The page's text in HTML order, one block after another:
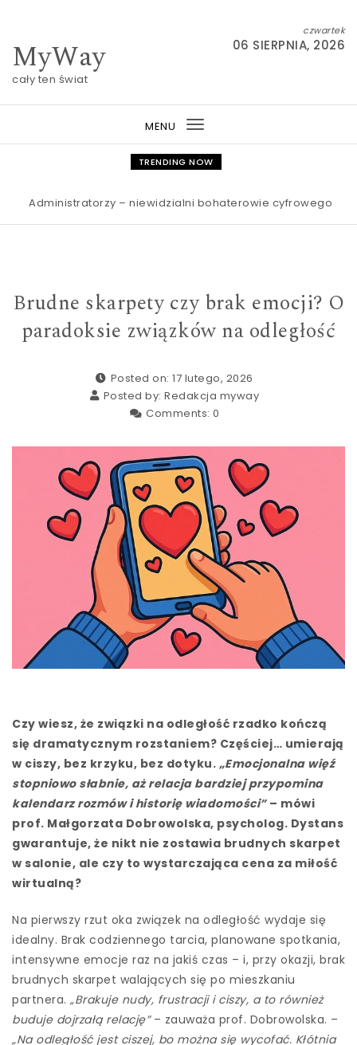
MyWay
cały ten świat
czwartek
06 SIERPNIA, 2026
MENU
Toggle
navigation
TRENDING NOW
Administratorzy – niewidzialni bohaterowie cyfrowego świata
Brudne skarpety czy brak emocji? O
paradoksie związków na odległość
Posted on: 17 lutego, 2026
Posted by: Redakcja myway
Comments: 0
Czy wiesz, że związki na odległość rzadko kończą
się dramatycznym rozstaniem? Częściej… umierają
w ciszy, bez krzyku, bez dotyku. „Emocjonalna więź
stopniowo słabnie, aż relacja bardziej przypomina
kalendarz rozmów i historię wiadomości”– mówi
prof. Małgorzata Dobrowolska, psycholog. Dystans
gwarantuje, że nikt nie zostawia brudnych skarpet
w salonie, ale czy to wystarczająca cena za miłość
wirtualną?
Na pierwszy rzut oka związek na odległość wydaje się
idealny. Brak codziennego tarcia, planowane spotkania,
intensywne emocje raz na jakiś czas – i, przy okazji, brak
brudnych skarpet walających się po mieszkaniu
partnera. „Brakuje nudy, frustracji i ciszy, a to również
buduje dojrzałą relację”– zauważa prof. Dobrowolska. –
„Na odległość jest ciszej, bo można się wycofać. Kłótnia